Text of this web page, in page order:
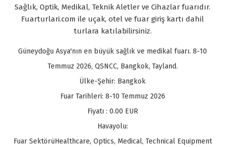
Sağlık, Optik, Medikal, Teknik Aletler ve Cihazlar fuarıdır.
Fuarturlari.com ile uçak, otel ve fuar giriş kartı dahil
turlara katılabilirsiniz.
Güneydoğu Asya'nın en büyük sağlık ve medikal fuarı. 8-10
Temmuz 2026, QSNCC, Bangkok, Tayland.
Ülke-Şehir: Bangkok
Fuar Tarihleri: 8-10 Temmuz 2026
Fiyatı : 0.00 EUR
Havayolu:
Fuar SektörüHealthcare, Optics, Medical, Technical Equipment